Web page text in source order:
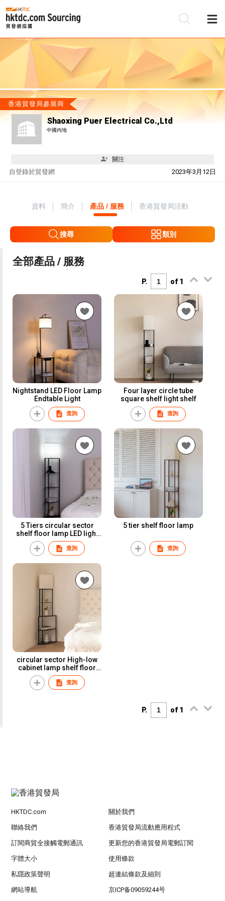
香港貿發局參展商
Shaoxing Puer Electrical Co.,Ltd
中國內地
關注
自 2023年3月12日
登錄於貿發網
資料 簡介 產品 / 服務 香港貿發局活動
搜尋 類別
全部產品 / 服務
P. of 1
Nightstand LED Floor Lamp
Endtable Light
查詢
Four layer circle tube
square shelf light shelf
查詢
5 Tiers circular sector
shelf floor lamp LED light
corner lamp
查詢
5 tier shelf floor lamp
查詢
circular sector High-low
cabinet lamp shelf floor
lamp LED light
查詢
P. of 1
HKTDC.com 關於我們
聯絡我們 香港貿發局流動應用程式
訂閱商貿全接觸電郵通訊 更新您的香港貿發局電郵訂閱
字體大小 使用條款
私隱政策聲明 超連結條款及細則
網站導航 京ICP备09059244号